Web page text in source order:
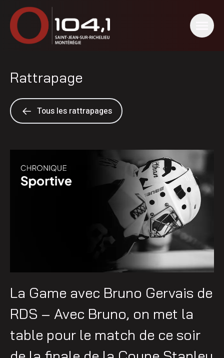
Rattrapage
Tous les rattrapages
La Game avec Bruno Gervais de
RDS – Avec Bruno, on met la
table pour le match de ce soir